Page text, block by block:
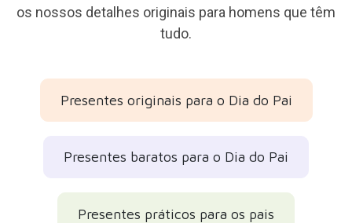
os nossos detalhes originais para homens que têm
tudo.
Presentes originais para o Dia do Pai
Presentes baratos para o Dia do Pai
Presentes práticos para os pais